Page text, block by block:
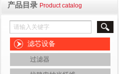
产品目录 Product catalog
滤芯设备
过滤器